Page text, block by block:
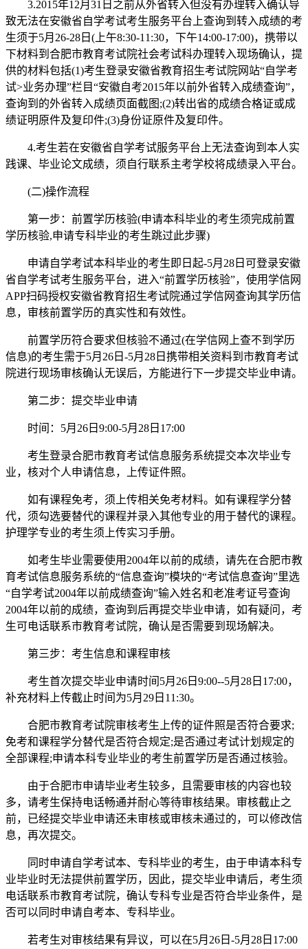
3.2015年12月31日之前从外省转入但没有办理转入确认导
致无法在安徽省自学考试考生服务平台上查询到转入成绩的考
生须于5月26-28日(上午8:30-11:30，下午14:00-17:00)，携带以
下材料到合肥市教育考试院社会考试科办理转入现场确认，提
供的材料包括(1)考生登录安徽省教育招生考试院网站“自学考
试>业务办理”栏目“安徽自考2015年以前外省转入成绩查询”，
查询到的外省转入成绩页面截图;(2)转出省的成绩合格证或成
绩证明原件及复印件;(3)身份证原件及复印件。
4.考生若在安徽省自学考试服务平台上无法查询到本人实
践课、毕业论文成绩，须自行联系主考学校将成绩录入平台。
(二)操作流程
第一步：前置学历核验(申请本科毕业的考生须完成前置
学历核验,申请专科毕业的考生跳过此步骤)
申请自学考试本科毕业的考生即日起-5月28日可登录安徽
省自学考试考生服务平台，进入“前置学历核验”，使用学信网
APP扫码授权安徽省教育招生考试院通过学信网查询其学历信
息，审核前置学历的真实性和有效性。
前置学历符合要求但核验不通过(在学信网上查不到学历
信息)的考生需于5月26日-5月28日携带相关资料到市教育考试
院进行现场审核确认无误后，方能进行下一步提交毕业申请。
第二步：提交毕业申请
时间：5月26日9:00-5月28日17:00
考生登录合肥市教育考试信息服务系统提交本次毕业专
业，核对个人申请信息，上传证件照。
如有课程免考，须上传相关免考材料。如有课程学分替
代，须勾选要替代的课程并录入其他专业的用于替代的课程。
护理学专业的考生须上传实习手册。
如考生毕业需要使用2004年以前的成绩，请先在合肥市教
育考试信息服务系统的“信息查询”模块的“考试信息查询”里选
“自学考试2004年以前成绩查询”输入姓名和老准考证号查询
2004年以前的成绩，查询到后再提交毕业申请，如有疑问，考
生可电话联系市教育考试院，确认是否需要到现场解决。
第三步：考生信息和课程审核
考生首次提交毕业申请时间5月26日9:00--5月28日17:00，
补充材料上传截止时间为5月29日11:30。
合肥市教育考试院审核考生上传的证件照是否符合要求;
免考和课程学分替代是否符合规定;是否通过考试计划规定的
全部课程;申请本科专业毕业的考生前置学历是否通过核验。
由于合肥市申请毕业考生较多，且需要审核的内容也较
多，请考生保持电话畅通并耐心等待审核结果。审核截止之
前，已经提交毕业申请还未审核或审核未通过的，可以修改信
息，再次提交。
同时申请自学考试本、专科毕业的考生，由于申请本科专
业毕业时无法提供前置学历，因此，提交毕业申请后，考生须
电话联系市教育考试院，确认专科专业是否符合毕业条件，是
否可以同时申请自考本、专科毕业。
若考生对审核结果有异议，可以在5月26日-5月28日17:00